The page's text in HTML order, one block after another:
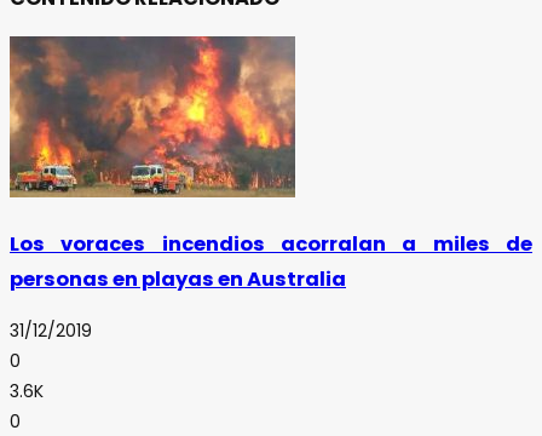
Los voraces incendios acorralan a miles de
personas en playas en Australia
31/12/2019
0
3.6K
0